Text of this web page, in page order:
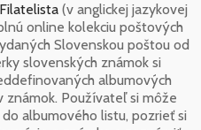
Filatelista (v anglickej jazykovej
online kolekciu poštových
Slovenskou poštou od
slovenských známok si
albumových
Používateľ si môže
albumového listu, pozrieť si